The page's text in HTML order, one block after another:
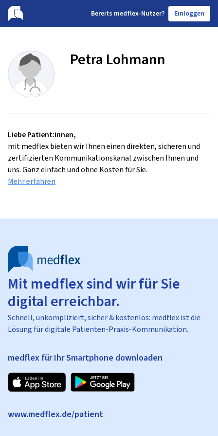
Bereits medflex-Nutzer? Einloggen
Petra Lohmann
Liebe Patient:innen,
mit medflex bieten wir Ihnen einen direkten, sicheren und
zertifizierten Kommunikationskanal zwischen Ihnen und
uns. Ganz einfach und ohne Kosten für Sie.
Mehr erfahren
Mit medflex sind wir für Sie
digital erreichbar.
Schnell, unkompliziert, sicher & kostenlos: medflex ist die
Lösung für digitale Patienten-Praxis-Kommunikation.
medflex für Ihr Smartphone downloaden
www.medflex.de/patient